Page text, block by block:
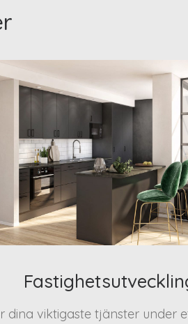
dina viktigaste tjänster under